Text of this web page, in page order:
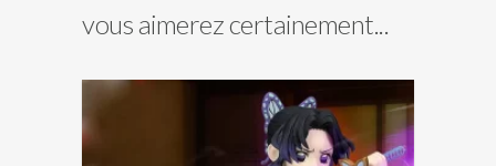
vous aimerez certainement...